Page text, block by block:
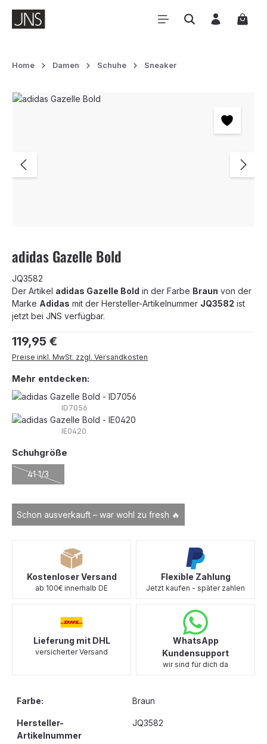
Zum Hauptinhalt springen
Home Damen Schuhe Sneaker
Bildergalerie überspringen
adidas Gazelle Bold
JQ3582
Der Artikel adidas Gazelle Bold in der Farbe Braun von der
Marke Adidas mit der Hersteller-Artikelnummer JQ3582 ist
jetzt bei JNS verfügbar.
Regulärer Preis:
119,95 €
Preise inkl. MwSt. zzgl. Versandkosten
Schon ausverkauft – war wohl zu fresh 🔥
Mehr entdecken:
ID7056
IE0420
Schuhgröße
41 1/3
(Diese Option ist zurzeit nicht verfügbar.)
Kostenloser Versand
ab 100€ innerhalb DE
Flexible Zahlung
Jetzt kaufen - später zahlen
Lieferung mit DHL
versicherter Versand
WhatsApp
Kundensupport
wir sind für dich da
Farbe: Braun
Hersteller-
Artikelnummer
JQ3582